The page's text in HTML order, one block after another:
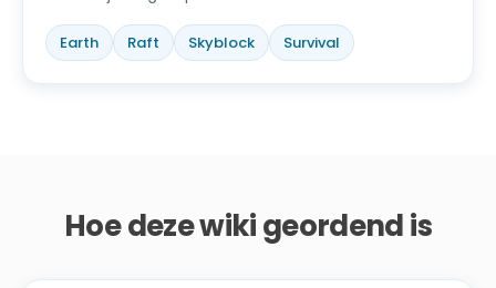
Earth Raft Skyblock Survival
Hoe deze wiki geordend is